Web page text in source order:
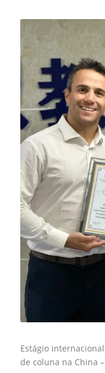
Estágio
de coluna na China